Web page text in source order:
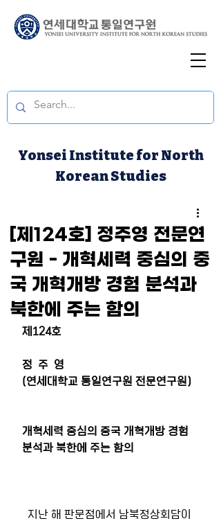
Yonsei Institute for North
Korean Studies
[제124호] 정주영 전문연
구원 - 개혁세력 중심의 중
국 개혁개방 경험 분석과
북한에 주는 함의
제124호
정  주  영
(연세대학교 통일연구원 전문연구원)
개혁세력 중심의 중국 개혁개방 경험
분석과 북한에 주는 함의